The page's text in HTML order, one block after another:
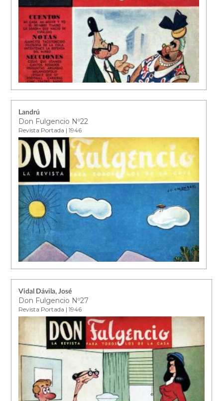
Landrú
Don Fulgencio Nº22
Revista Portada | 1946
Vidal Dávila, José
Don Fulgencio Nº27
Revista Portada | 1946